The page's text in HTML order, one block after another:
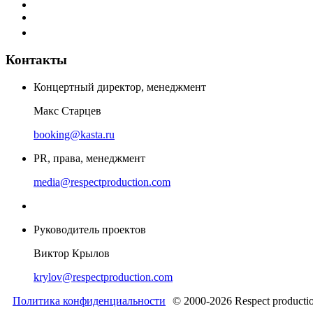
Контакты
Концертный директор, менеджмент
Макс Старцев
booking@kasta.ru
PR, права, менеджмент
media@respectproduction.com
Руководитель проектов
Виктор Крылов
krylov@respectproduction.com
Политика конфиденциальности
© 2000-2026 Respect